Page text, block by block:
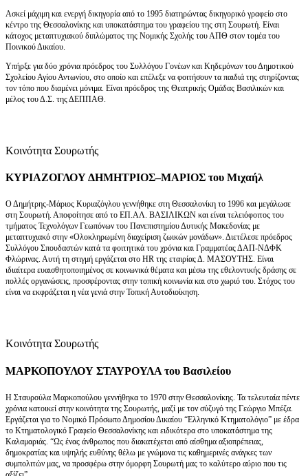
Ασκεί μάχιμη και ενεργή δικηγορία από το 1995 διατηρώντας δικηγορικό γραφείο στο
κέντρο της Θεσσαλονίκης και υποκατάστημα του γραφείου της στη Σουρωτή. Είναι
κάτοχος μεταπτυχιακού διπλώματος της Νομικής Σχολής του ΑΠΘ στον τομέα του
Ποινικού Δικαίου.
Υπήρξε για δύο χρόνια πρόεδρος του Συλλόγου Γονέων και Κηδεμόνων του Δημοτικού
Σχολείου Αγίου Αντωνίου, στο οποίο και επέλεξε να φοιτήσουν τα παιδιά της στηρίζοντας
τον τόπο που διαμένει μόνιμα. Είναι πρόεδρος της Θεατρικής Ομάδας Βασιλικών και
μέλος του Δ.Σ. της ΔΕΠΠΑΘ.
Κοινότητα Σουρωτής
ΚΥΡΙΑΖΟΓΛΟΥ ΔΗΜΗΤΡΙΟΣ–ΜΑΡΙΟΣ του Μιχαήλ
Ο Δημήτρης-Μάριος Κυριαζόγλου γεννήθηκε στη Θεσσαλονίκη το 1996 και μεγάλωσε
στη Σουρωτή. Αποφοίτησε από το ΕΠ.ΑΛ. ΒΑΣΙΛΙΚΩΝ και είναι τελειόφοιτος του
τμήματος Τεχνολόγων Γεωπόνων του Πανεπιστημίου Δυτικής Μακεδονίας με
μεταπτυχιακό στην «Ολοκληρωμένη διαχείριση ζωικών μονάδων». Διετέλεσε πρόεδρος
Συλλόγου Σπουδαστών κατά τα φοιτητικά του χρόνια και Γραμματέας ΔΑΠ-ΝΔΦΚ
Φλώρινας. Αυτή τη στιγμή εργάζεται στο HR της εταιρίας Δ. ΜΑΣΟΥΤΗΣ. Είναι
ιδιαίτερα ευαισθητοποιημένος σε κοινωνικά θέματα και μέσω της εθελοντικής δράσης σε
πολλές οργανώσεις, προσφέροντας στην τοπική κοινωνία και στο χωριό του. Στόχος του
είναι να εκφράζεται η νέα γενιά στην Τοπική Αυτοδιοίκηση.
Κοινότητα Σουρωτής
ΜΑΡΚΟΠΟΥΛΟΥ ΣΤΑΥΡΟΥΛΑ του Βασιλείου
Η Σταυρούλα Μαρκοπούλου γεννήθηκα το 1970 στην Θεσσαλονίκης. Τα τελευταία πέντε
χρόνια κατοικεί στην κοινότητα της Σουρωτής, μαζί με τον σύζυγό της Γεώργιο Μπέζα.
Εργάζεται για το Νομικό Πρόσωπο Δημοσίου Δικαίου “Ελληνικό Κτηματολόγιο” με έδρα
το Κτηματολογικό Γραφείο Θεσσαλονίκης και ειδικότερα στο υποκατάστημα της
Καλαμαριάς. “Ως ένας άνθρωπος που διακατέχεται από αίσθημα αξιοπρέπειας,
δημοκρατίας και υψηλής ευθύνης θέλω με γνώμονα τις καθημερινές ανάγκες των
συμπολιτών μας, να προσφέρω στην όμορφη Σουρωτή μας το καλύτερο αύριο που τις